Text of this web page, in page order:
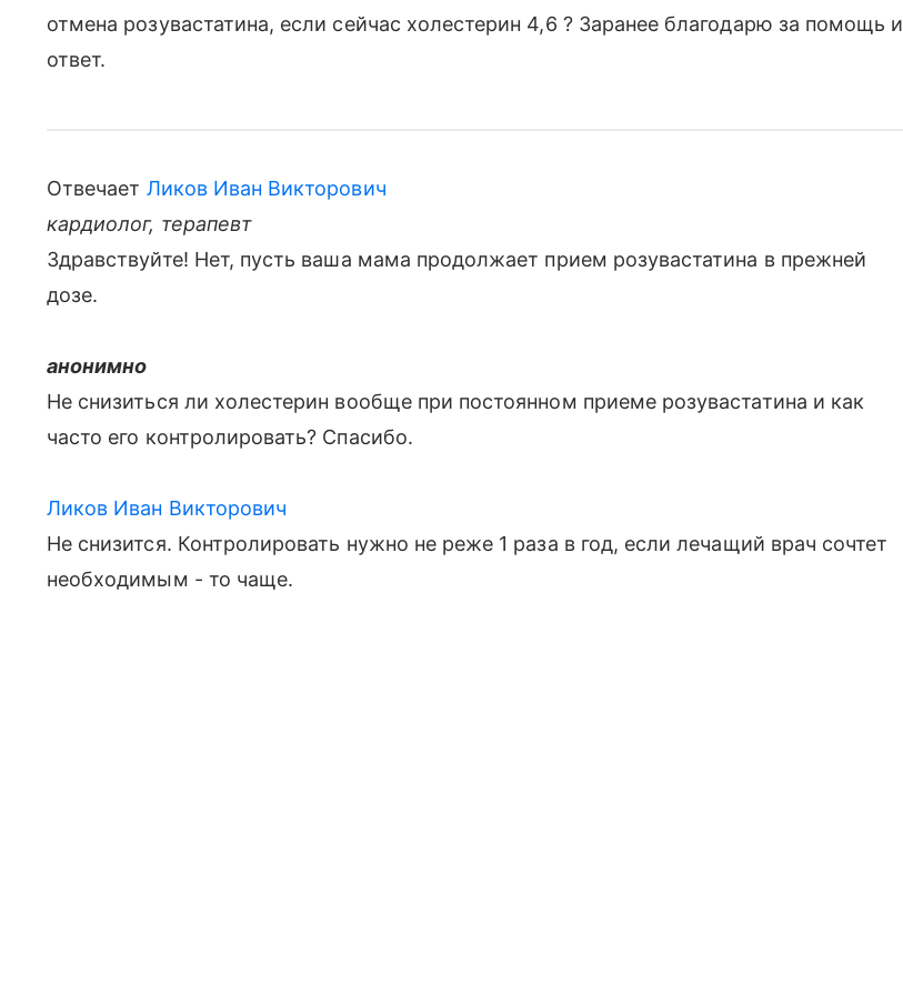
отмена розувастатина, если сейчас холестерин 4,6 ? Заранее благодарю за помощь и
ответ.
Отвечает Ликов Иван Викторович
кардиолог, терапевт
Здравствуйте! Нет, пусть ваша мама продолжает прием розувастатина в прежней
дозе.
анонимно
Не снизиться ли холестерин вообще при постоянном приеме розувастатина и как
часто его контролировать? Спасибо.
Ликов Иван Викторович
Не снизится. Контролировать нужно не реже 1 раза в год, если лечащий врач сочтет
необходимым - то чаще.